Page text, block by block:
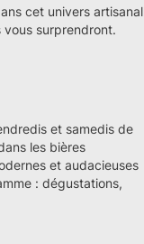
cet univers artisanal
vous surprendront.
et samedis de
les bières
et audacieuses
: dégustations,